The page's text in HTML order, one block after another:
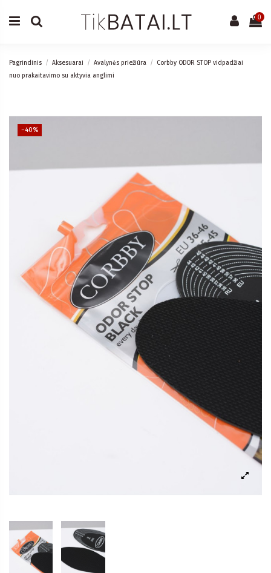
0
Pagrindinis Aksesuarai Avalynės priežiūra
Corbby ODOR STOP vidpadžiai
nuo prakaitavimo su aktyvia anglimi
−40%